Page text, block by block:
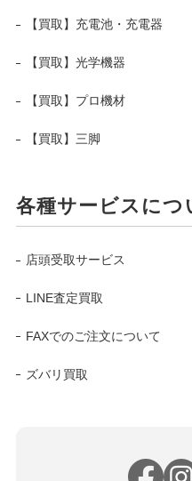
【買取】充電池・充電器
【買取】光学機器
【買取】プロ機材
【買取】三脚
各種サービスにつ
店頭受取サービス
LINE査定買取
FAXでのご注文について
ズバリ買取